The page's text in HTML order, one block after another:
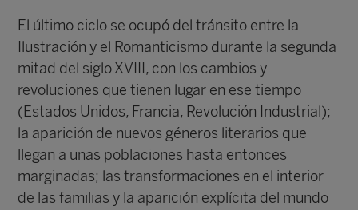
El último ciclo se ocupó del tránsito entre la
Ilustración y el Romanticismo durante la segunda
mitad del siglo XVIII, con los cambios y
revoluciones que tienen lugar en ese tiempo
(Estados Unidos, Francia, Revolución Industrial);
la aparición de nuevos géneros literarios que
llegan a unas poblaciones hasta entonces
marginadas; las transformaciones en el interior
de las familias y la aparición explícita del mundo